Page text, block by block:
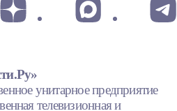
унитарное предприятие
телевизионная и